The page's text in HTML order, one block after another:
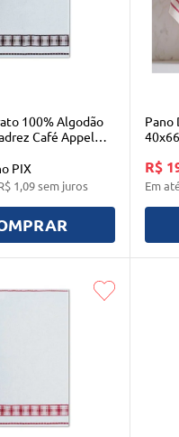
100% Algodão
Café Appel
PIX
1,09sem juros
Pano
R$
Em